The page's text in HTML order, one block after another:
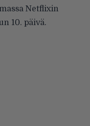
Netflixin
10. päivä.